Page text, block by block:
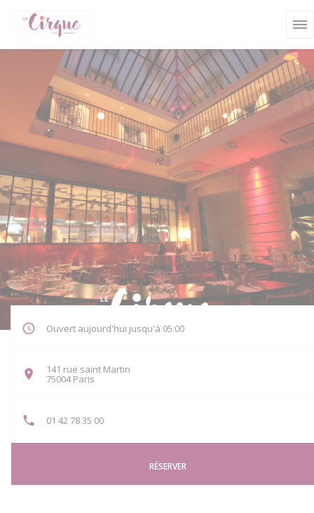
Ouvert aujourd'hui jusqu'à 05:00
141 rue saint Martin
75004 Paris
01 42 78 35 00
RÉSERVER